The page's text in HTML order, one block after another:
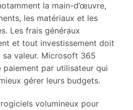
la main-d’œuvre,
les matériaux et les
Les frais généraux
et tout investissement doit
valeur. Microsoft 365
par utilisateur qui
gérer leurs budgets.
volumineux pour